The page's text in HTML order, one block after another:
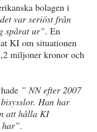
bolagen i
var seriöst från
spårat ur”. En
KI om situationen
miljoner kronor och
hade ” NN efter 2007
Han har
att hålla KI